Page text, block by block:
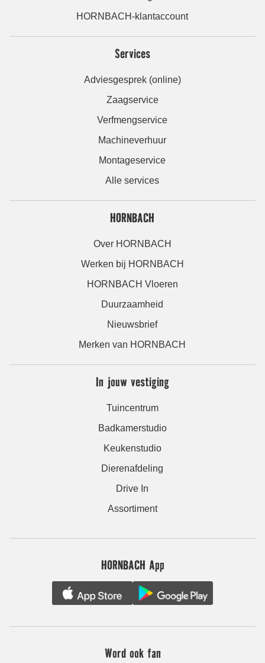
HORNBACH-klantaccount
Services
Adviesgesprek (online)
Zaagservice
Verfmengservice
Machineverhuur
Montageservice
Alle services
HORNBACH
Over HORNBACH
Werken bij HORNBACH
HORNBACH Vloeren
Duurzaamheid
Nieuwsbrief
Merken van HORNBACH
In jouw vestiging
Tuincentrum
Badkamerstudio
Keukenstudio
Dierenafdeling
Drive In
Assortiment
HORNBACH App
Word ook fan